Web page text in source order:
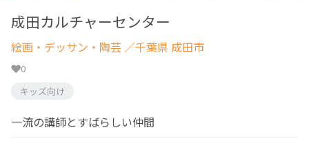
成田カルチャーセンター
絵画・デッサン・陶芸 ／千葉県 成田市
0
キッズ向け
一流の講師とすばらしい仲間